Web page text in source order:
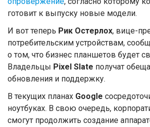
готовит к выпуску новые модели.
И вот теперь Рик Остерлох, вице-
потребительским устройствам,
о том, что бизнес планшетов будет
Владельцы Pixel Slate получат
обновления и поддержку.
В текущих планах Google
ноутбуках. В свою очередь,
смогут продолжить создание